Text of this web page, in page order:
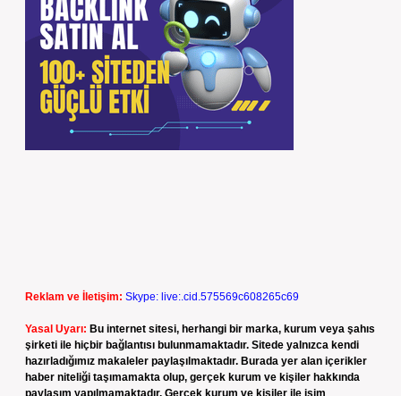
Reklam ve İletişim: Skype: live:.cid.575569c608265c69
Yasal Uyarı: Bu internet sitesi, herhangi bir marka, kurum veya şahıs
şirketi ile hiçbir bağlantısı bulunmamaktadır. Sitede yalnızca kendi
hazırladığımız makaleler paylaşılmaktadır. Burada yer alan içerikler
haber niteliği taşımamakta olup, gerçek kurum ve kişiler hakkında
paylaşım yapılmamaktadır. Gerçek kurum ve kişiler ile isim